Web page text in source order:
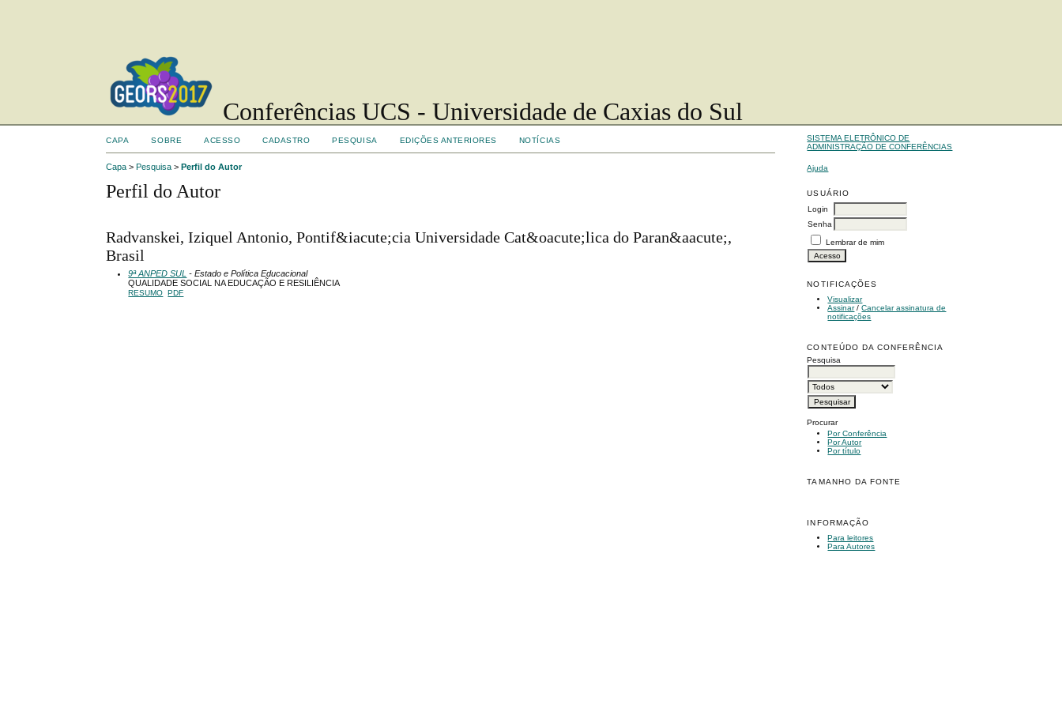
Conferências UCS - Universidade de Caxias do Sul
SISTEMA ELETRÔNICO DE
ADMINISTRAÇÃO DE CONFERÊNCIAS
Ajuda
USUÁRIO
Login
Senha
Lembrar de mim
NOTIFICAÇÕES
Visualizar
Assinar/Cancelar assinatura de
notificações
CONTEÚDO DA CONFERÊNCIA
Pesquisa
Procurar
Por Conferência
Por Autor
Por título
TAMANHO DA FONTE
INFORMAÇÃO
Para leitores
Para Autores
CAPA SOBRE ACESSO CADASTRO PESQUISA EDIÇÕES ANTERIORES NOTÍCIAS
Capa >Pesquisa >Perfil do Autor
Perfil do Autor
Radvanskei, Iziquel Antonio, Pontif&iacute;cia Universidade Cat&oacute;lica do Paran&aacute;,
Brasil
9ª ANPED SUL - Estado e Política Educacional
QUALIDADE SOCIAL NA EDUCAÇÃO E RESILIÊNCIA
RESUMO PDF